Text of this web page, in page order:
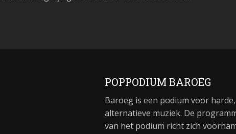
POPPODIUM BAROEG
Baroeg is een podium voor harde,
alternatieve muziek. De
van het podium richt zich